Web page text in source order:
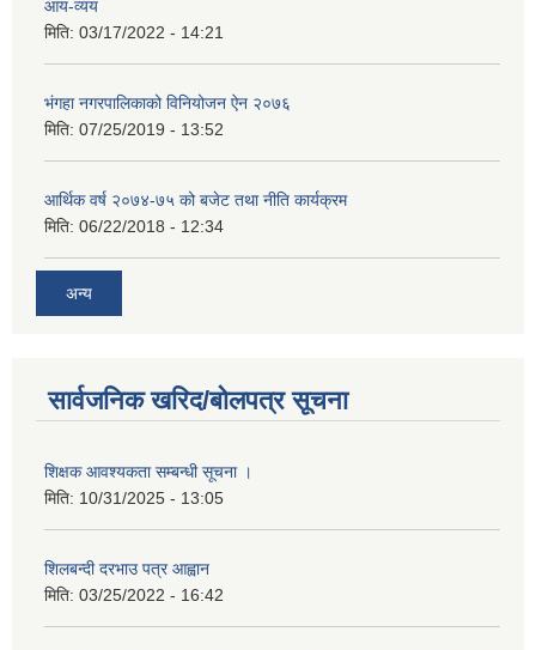
आय-व्यय
मिति: 03/17/2022 - 14:21
भंगहा नगरपालिकाको विनियोजन ऐन २०७६
मिति: 07/25/2019 - 13:52
आर्थिक वर्ष २०७४-७५ को बजेट तथा नीति कार्यक्रम
मिति: 06/22/2018 - 12:34
अन्य
सार्वजनिक खरिद/बोलपत्र सूचना
शिक्षक आवश्यकता सम्बन्धी सूचना ।
मिति: 10/31/2025 - 13:05
शिलबन्दी दरभाउ पत्र आह्वान
मिति: 03/25/2022 - 16:42